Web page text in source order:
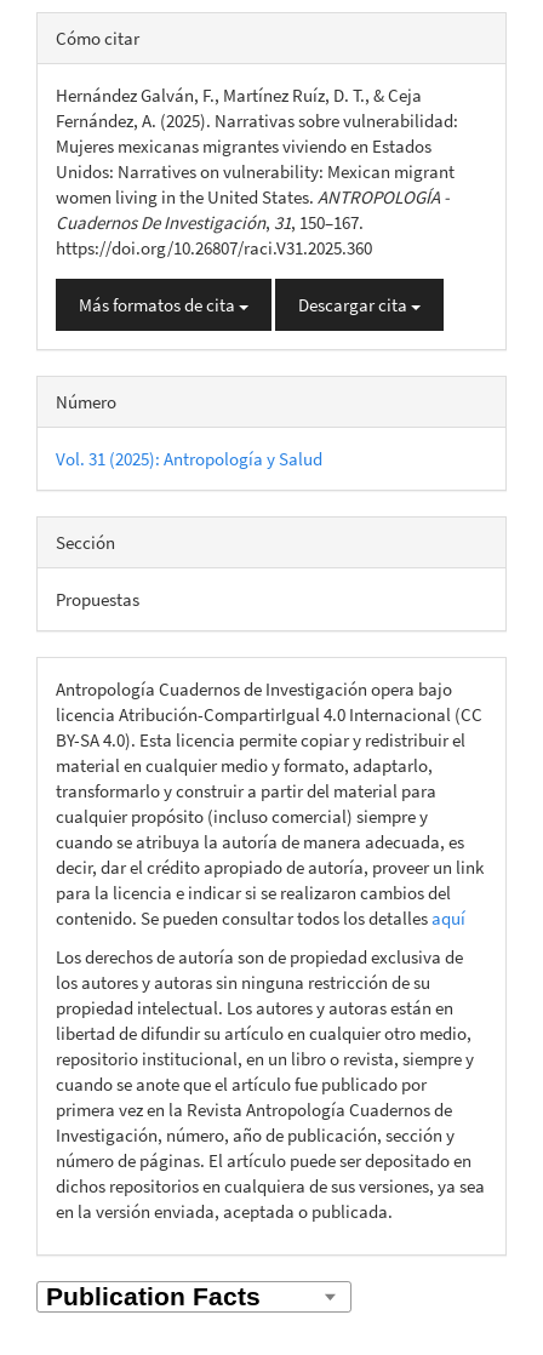
Detalles
del
artículo
Cómo citar
Hernández Galván, F., Martínez Ruíz, D. T., & Ceja
Fernández, A. (2025). Narrativas sobre vulnerabilidad:
Mujeres mexicanas migrantes viviendo en Estados
Unidos: Narratives on vulnerability: Mexican migrant
women living in the United States. ANTROPOLOGÍA -
Cuadernos De Investigación, 31, 150–167.
https://doi.org/10.26807/raci.V31.2025.360
Más formatos de cita Descargar cita
Número
Vol. 31 (2025): Antropología y Salud
Sección
Propuestas
Antropología Cuadernos de Investigación opera bajo
licencia Atribución-CompartirIgual 4.0 Internacional (CC
BY-SA 4.0). Esta licencia permite copiar y redistribuir el
material en cualquier medio y formato, adaptarlo,
transformarlo y construir a partir del material para
cualquier propósito (incluso comercial) siempre y
cuando se atribuya la autoría de manera adecuada, es
decir, dar el crédito apropiado de autoría, proveer un link
para la licencia e indicar si se realizaron cambios del
contenido. Se pueden consultar todos los detallesaquí
Los derechos de autoría son de propiedad exclusiva de
los autores y autoras sin ninguna restricción de su
propiedad intelectual. Los autores y autoras están en
libertad de difundir su artículo en cualquier otro medio,
repositorio institucional, en un libro o revista, siempre y
cuando se anote que el artículo fue publicado por
primera vez en la Revista Antropología Cuadernos de
Investigación, número, año de publicación, sección y
número de páginas. El artículo puede ser depositado en
dichos repositorios en cualquiera de sus versiones, ya sea
en la versión enviada, aceptada o publicada.